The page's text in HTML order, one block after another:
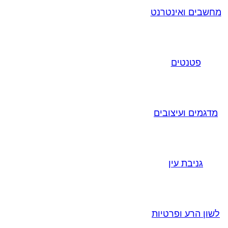
מחשבים ואינטרנט
פטנטים
מדגמים ועיצובים
גניבת עין
לשון הרע ופרטיות